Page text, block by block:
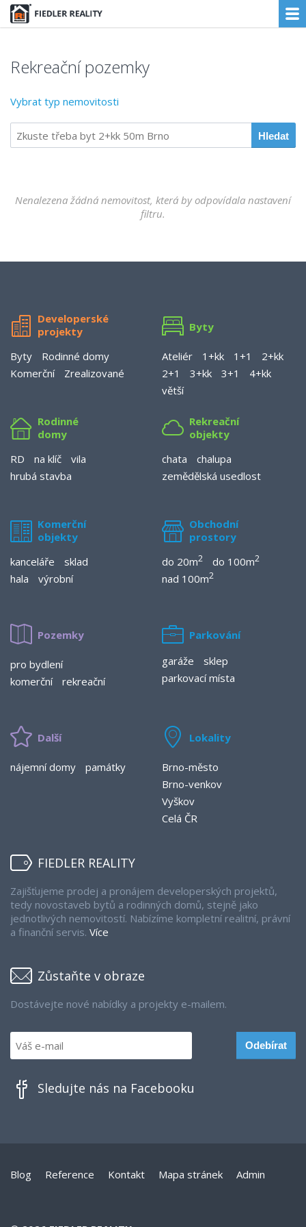
Rekreační pozemky
Vybrat typ nemovitosti
Nenalezena žádná nemovitost, která by odpovídala nastavení
filtru.
Developerské
projekty
Byty
Rodinné domy
Komerční
Zrealizované
Byty
Ateliér 1+kk 1+1
2+kk
2+1
3+kk 3+1
4+kk
větší
Rodinné
domy
RD
na klíč
vila
hrubá stavba
Rekreační
objekty
chata
chalupa
zemědělská usedlost
Komerční
objekty
kanceláře
sklad
hala
výrobní
Obchodní
prostory
do 20m2 do 100m2
nad 100m2
Pozemky
pro bydlení
komerční
rekreační
Parkování
garáže
sklep
parkovací místa
Další
nájemní domy památky
Lokality
Brno-město
Brno-venkov
Vyškov
Celá ČR
FIEDLER REALITY
Zajišťujeme prodej a pronájem developerských projektů,
tedy novostaveb bytů a rodinných domů, stejně jako
jednotlivých nemovitostí. Nabízíme kompletní realitní, právní
a finanční servis. Více
Zůstaňte v obraze
Dostávejte nové nabídky a projekty e-mailem.
Sledujte nás na Facebooku
Blog Reference Kontakt Mapa stránek Admin